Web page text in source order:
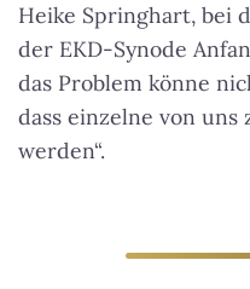
Heike Springhart, bei
der EKD-Synode
das Problem könne
dass einzelne von
werden“.